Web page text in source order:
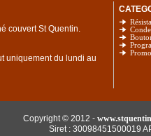
couvert St Quentin.
uniquement du lundi au
Copyright © 2012 -
Siret : 30098451500019